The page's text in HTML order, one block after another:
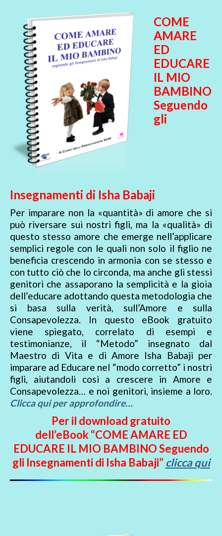
COME
AMARE
ED
EDUCARE
IL MIO
BAMBINO
Seguendo
gli
Insegnamenti di Isha Babaji
Per imparare non la «quantità» di amore che si
può riversare sui nostri figli, ma la «qualità» di
questo stesso amore che emerge nell’applicare
semplici regole con le quali non solo il figlio ne
beneficia crescendo in armonia con se stesso e
con tutto ciò che lo circonda, ma anche gli stessi
genitori che assaporano la semplicità e la gioia
dell’educare adottando questa metodologia che
si basa sulla verità, sull’Amore e sulla
Consapevolezza. In questo eBook gratuito
viene spiegato, correlato di esempi e
testimonianze, il “Metodo” insegnato dal
Maestro di Vita e di Amore Isha Babaji per
imparare ad Educare nel “modo corretto” i nostri
figli, aiutandoli così a crescere in Amore e
Consapevolezza… e noi genitori, insieme a loro.
Clicca qui per approfondire…
Per il download gratuito
dell’eBook “COME AMARE ED
EDUCARE IL MIO BAMBINO Seguendo
gli Insegnamenti di Isha Babaji” clicca qui